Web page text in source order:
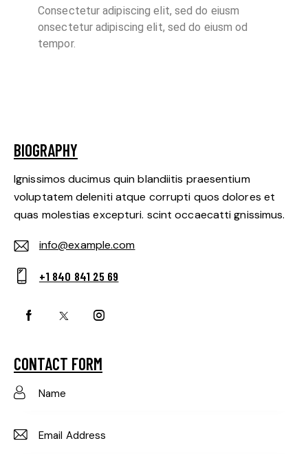
Consectetur adipiscing elit, sed do eiusm
onsectetur adipiscing elit, sed do eiusm od
tempor.
BIOGRAPHY
Ignissimos ducimus quin blandiitis praesentium
voluptatem deleniti atque corrupti quos dolores et
quas molestias excepturi. scint occaecatti gnissimus.
E-
m
ail:
info@example.com
on
+1 840 841 25 69
CONTACT FORM